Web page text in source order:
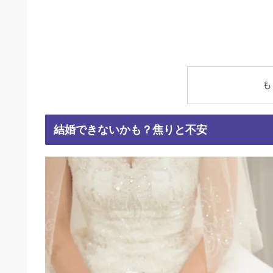
結婚できないかも？焦りと不安